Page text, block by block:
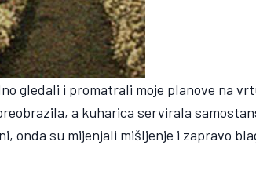
gledali i promatrali moje planove na
a kuharica servirala
onda su mijenjali mišljenje i zapravo